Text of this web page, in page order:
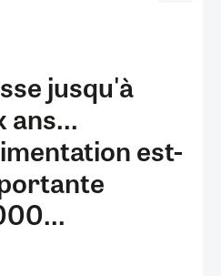
jusqu'à
ans...
est-